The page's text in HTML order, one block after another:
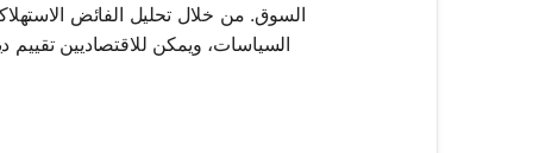
السوق. من خلال تحليل الفائض
السياسات، ويمكن للاقتصاديين